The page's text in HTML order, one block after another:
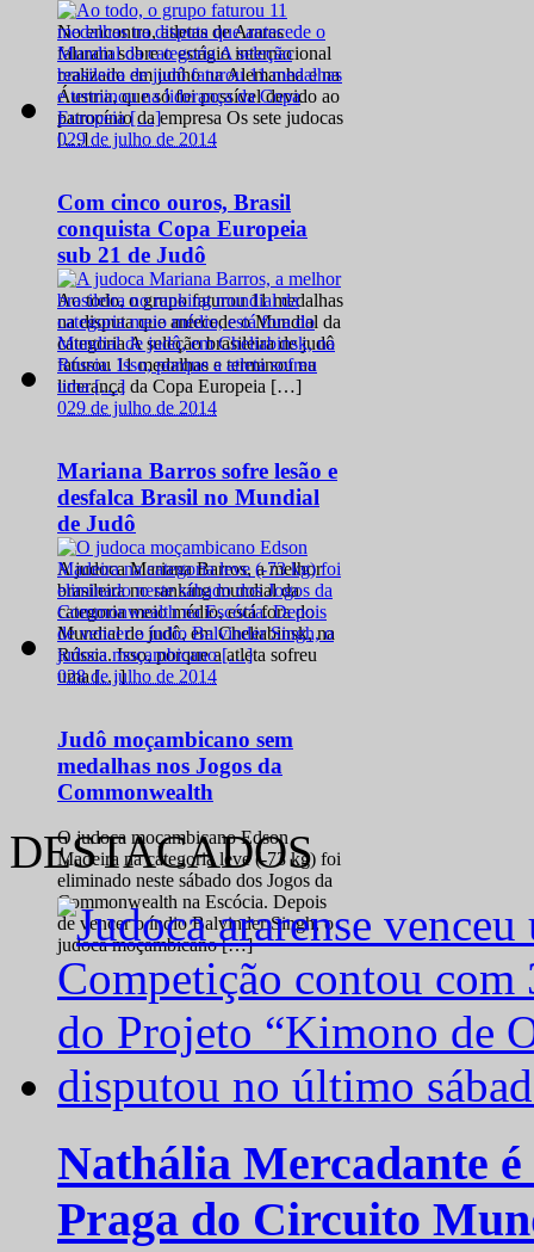
No encontro, atletas de Araras
falaram sobre o estágio internacional
realizado em junho na Alemanha e na
Áustria, que só foi possível devido ao
patrocínio da empresa Os sete judocas
[…]
029 de julho de 2014
Com cinco ouros, Brasil
conquista Copa Europeia
sub 21 de Judô
Ao todo, o grupo faturou 11 medalhas
na disputa que antecede o Mundial da
categoria A seleção brasileira de judô
faturou 11 medalhas e terminou na
liderança da Copa Europeia […]
029 de julho de 2014
Mariana Barros sofre lesão e
desfalca Brasil no Mundial
de Judô
A judoca Mariana Barros, a melhor
brasileira no ranking mundial da
categoria meio médio, está fora do
Mundial de judô, em Cheliabinsk, na
Rússia. Isso, porque a atleta sofreu
uma […]
028 de julho de 2014
Judô moçambicano sem
medalhas nos Jogos da
Commonwealth
O judoca moçambicano Edson
Madeira na categoria leve (-73 kg) foi
eliminado neste sábado dos Jogos da
Commonwealth na Escócia. Depois
de vencer o índio Balvinder Singh, o
judoca moçambicano […]
DESTACADOS
Nathália Mercadante
Praga do Circuito